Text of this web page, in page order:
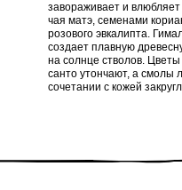
завораживает и
чая матэ, семенами
розового эвкалипта.
создает плавную
на солнце стволов.
санто утончают, а смолы
сочетании с кожей